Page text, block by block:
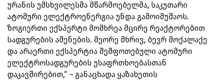
ურანის უმსხვილესმა მწარმოებელმა, საკუთარი
ატომური ელექტროენერგია უნდა გამოიმუშაოს.
ზოგიერთი ექსპერტი მომხრეა მცირე რეაქტორებით
სადგურების აშენების. მეორე მხრივ, ბევრ მოქალაქე
და არაერთი ექსპერტია შეშფოთებული ატომური
ელექტროსადგურების უსაფრთხოებასთან
დაკავშირებით,“ – განაცხადა ყაზახეთის